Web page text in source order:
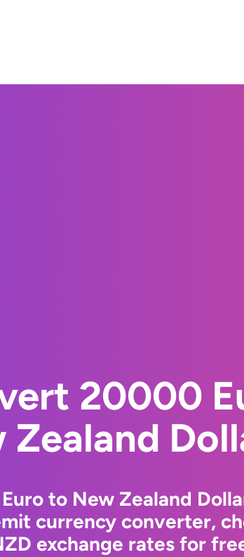
20000
Zealand
to New Zealand
currency converter,
exchange rates for